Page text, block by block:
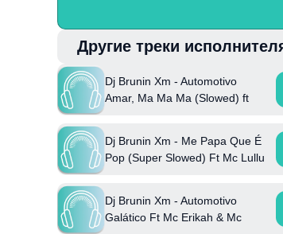
востребованным исполнителем на сцене
Другие треки
Dj Brunin Xm - Automotivo
Amar, Ma Ma Ma (Slowed) ft
Dj Brunin Xm - Me Papa Que É
Pop (Super Slowed) Ft Mc Lullu
Dj Brunin Xm - Automotivo
Galático Ft Mc Erikah & Mc